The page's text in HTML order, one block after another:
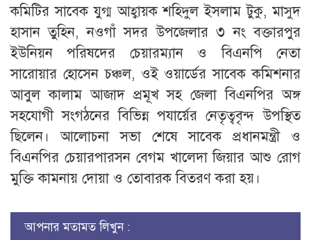
কমিটির সাবেক যুগ্ম আহ্বায়ক শহিদুল ইসলাম টুকু, মাসুদ
হাসান তুহিন, নওগাঁ সদর উপজেলার ৩ নং বক্তারপুর
ইউনিয়ন পরিষদের চেয়ারম্যান ও বিএনপি নেতা
সারোয়ার হোসেন চঞ্চল, ওই ওয়ার্ডের সাবেক কমিশনার
আবুল কালাম আজাদ প্রমূখ সহ জেলা বিএনপির অঙ্গ
সহযোগী সংগঠনের বিভিন্ন পযার্য়ের নেতৃত্ববৃন্দ উপস্থিত
ছিলেন। আলোচনা সভা শেষে সাবেক প্রধানমন্ত্রী ও
বিএনপির চেয়ারপারসন বেগম খালেদা জিয়ার আশু রোগ
মুক্তি কামনায় দোয়া ও তোবারক বিতরণ করা হয়।
আপনার মতামত লিখুন :